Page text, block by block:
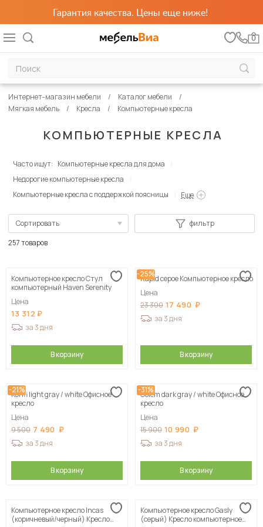
Гарантия качества. Цены еще ниже!
0
КОМПЬЮТЕРНЫЕ КРЕСЛА
Интернет-магазин мебели
Каталог мебели
Мягкая мебель
Кресла Компьютерные кресла
Часто ищут: Компьютерные кресла для дома
Недорогие компьютерные кресла
Компьютерные кресла с поддержкой поясницы
Еще
Сортировать
Сначала дорогие
фильтр
257 товаров
Компьютерное кресло Стул
компьютерный Haven Serenity
Цена
13 312
за 3 дня
В корзину
-25%
Rapid серое Компьютерное кресло
Цена
23 300 17 490
за 3 дня
В корзину
-21%
Konfi light gray / white Офисное
кресло
Цена
9 500 7 490
за 3 дня
В корзину
-31%
Golem dark gray / white Офисное
кресло
Цена
15 900 10 990
за 3 дня
В корзину
Компьютерное кресло Incas
(коричневый/черный) Кресло
Компьютерное кресло Gasly
(серый) Кресло компьютерное